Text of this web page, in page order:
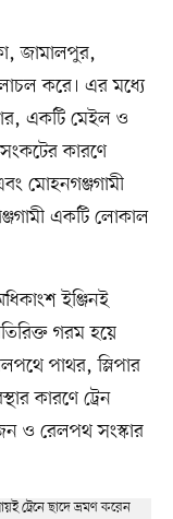
জামালপুর,
করে। এর মধ্যে
একটি মেইল ও
কারণে
মোহনগঞ্জগামী
একটি লোকাল
ইঞ্জিনই
গরম হয়ে
পাথর, স্লিপার
কারণে ট্রেন
ও রেলপথ সংস্কার